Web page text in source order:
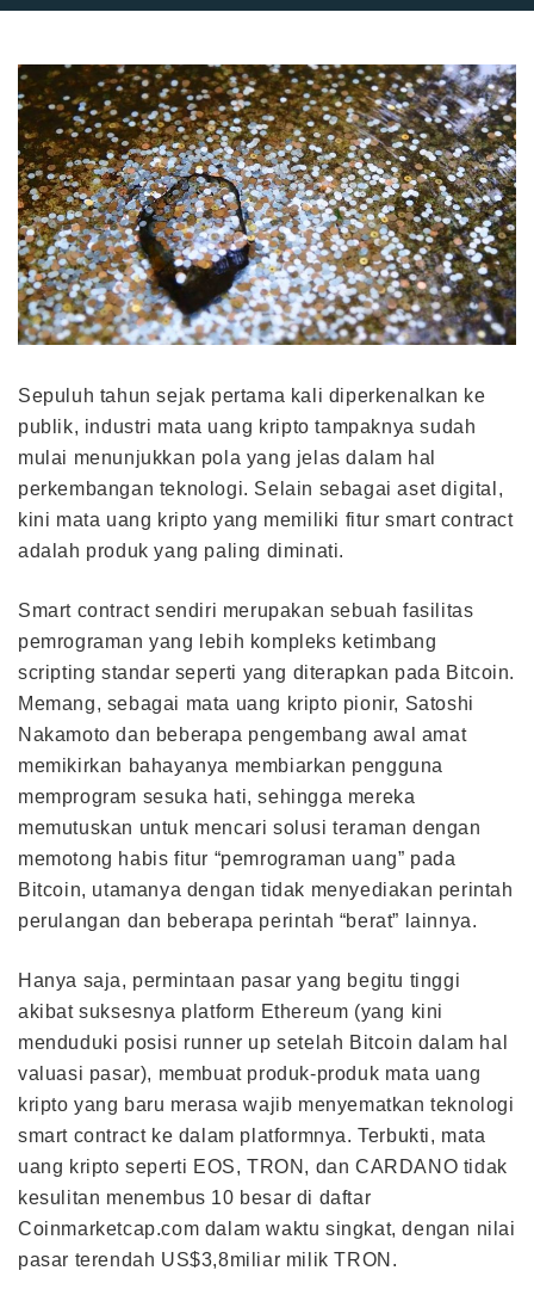
Sepuluh tahun sejak pertama kali diperkenalkan ke
publik, industri mata uang kripto tampaknya sudah
mulai menunjukkan pola yang jelas dalam hal
perkembangan teknologi. Selain sebagai aset digital,
kini mata uang kripto yang memiliki fitur smart contract
adalah produk yang paling diminati.
Smart contract sendiri merupakan sebuah fasilitas
pemrograman yang lebih kompleks ketimbang
scripting standar seperti yang diterapkan pada Bitcoin.
Memang, sebagai mata uang kripto pionir, Satoshi
Nakamoto dan beberapa pengembang awal amat
memikirkan bahayanya membiarkan pengguna
memprogram sesuka hati, sehingga mereka
memutuskan untuk mencari solusi teraman dengan
memotong habis fitur “pemrograman uang” pada
Bitcoin, utamanya dengan tidak menyediakan perintah
perulangan dan beberapa perintah “berat” lainnya.
Hanya saja, permintaan pasar yang begitu tinggi
akibat suksesnya platform Ethereum (yang kini
menduduki posisi runner up setelah Bitcoin dalam hal
valuasi pasar), membuat produk-produk mata uang
kripto yang baru merasa wajib menyematkan teknologi
smart contract ke dalam platformnya. Terbukti, mata
uang kripto seperti EOS, TRON, dan CARDANO tidak
kesulitan menembus 10 besar di daftar
Coinmarketcap.com dalam waktu singkat, dengan nilai
pasar terendah US$3,8miliar milik TRON.